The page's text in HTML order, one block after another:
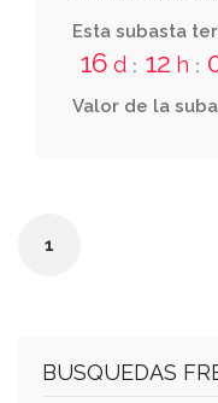
calle
lleva como
con entrada a
del vial 1: plaza
Esta subasta
16 d : 12 h :
Valor de la
1
BUSQUEDAS